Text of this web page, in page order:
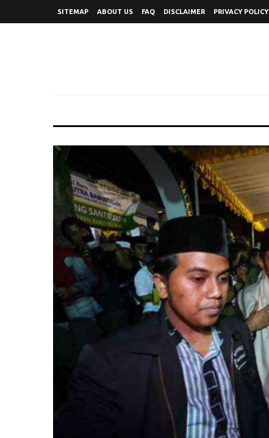
SITEMAP ABOUT US FAQ DISCLAIMER PRIVACY POLICY